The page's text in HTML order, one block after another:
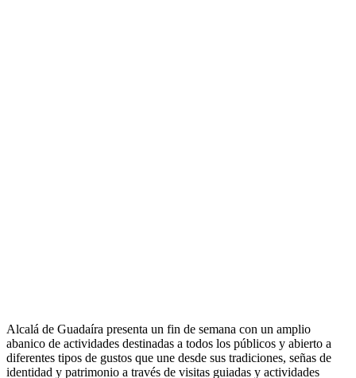
Alcalá de Guadaíra presenta un fin de semana con un amplio
abanico de actividades destinadas a todos los públicos y abierto a
diferentes tipos de gustos que une desde sus tradiciones, señas de
identidad y patrimonio a través de visitas guiadas y actividades